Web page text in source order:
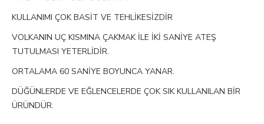
KULLANIMI ÇOK BASİT VE TEHLİKESİZDİR
VOLKANIN UÇ KISMINA ÇAKMAK İLE İKİ SANİYE ATEŞ
TUTULMASI YETERLİDİR.
ORTALAMA 60 SANİYE BOYUNCA YANAR.
DÜĞÜNLERDE VE EĞLENCELERDE ÇOK SIK KULLANILAN BİR
ÜRÜNDÜR.